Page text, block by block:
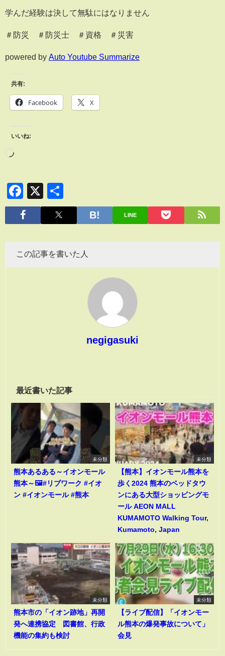
学んだ経験は決して無駄にはなりません
＃防災 ＃防災士 ＃資格 ＃災害
powered by Auto Youtube Summarize
共有:
Facebook X
いいね:
Facebook
X
有
LINE
この記事を書いた人
negigasuki
最近書いた記事
未分類
熊本あるある～イオンモール
熊本～🖼️#リブワーク #イオ
ン #イオンモール #熊本
未分類
【熊本】イオンモール熊本を
歩く2024 熊本のベッドタウ
ンにある大型ショッピングモ
ール AEON MALL
KUMAMOTO Walking Tour,
Kumamoto, Japan
未分類
熊本市の「イオン跡地」再開
発へ連携協定 図書館、行政
機能の集約も検討
未分類
【ライブ配信】「イオンモー
ル熊本の爆発事故について」
会見